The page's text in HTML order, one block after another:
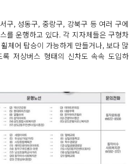
구, 성동구, 중랑구, 강북구 등 여러 구에
를 운행하고 있다. 각 지자체들은 구형차
체어 탑승이 가능하게 만들거나, 보다 많
저상버스 형태의 신차도 속속 도입하